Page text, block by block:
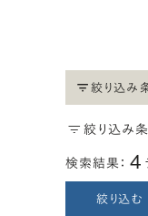
絞り込み
絞り込み
検索結果： 4
絞り込む